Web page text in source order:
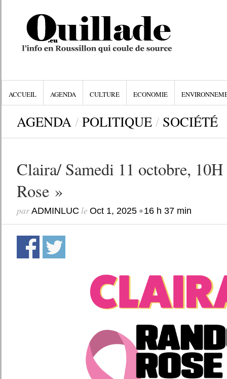
ACCUEIL AGENDA CULTURE ECONOMIE
AGENDA / POLITIQUE / SOCIÉTÉ
Claira/ Samedi 11 octobre,
Rose »
par ADMINLUC le Oct 1, 2025•16 h 37 min